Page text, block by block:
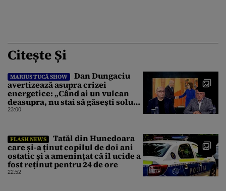
Citește Și
MARIUS TUCĂ SHOW
Dan Dungaciu
avertizează asupra crizei
energetice: „Când ai un vulcan
deasupra, nu stai să găsești soluții
cu leucoplast”
23:00
FLASH NEWS
Tatăl din Hunedoara
care și-a ținut copilul de doi ani
ostatic și a amenințat că îl ucide a
fost reținut pentru 24 de ore
22:52